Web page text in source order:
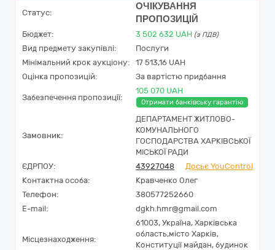
Статус:
ОЧІКУВАННЯ
ПРОПОЗИЦІЙ
Бюджет: 3 502 632 UAH (з ПДВ)
Вид предмету закупівлі:
Послуги
Мінімальний крок аукціону:
17 513,16 UAH
Оцінка пропозицій:
За вартістю придбання
Забезпечення пропозиції:
105 070 UAH
Отримати банківську гарантію
Замовник:
ДЕПАРТАМЕНТ ЖИТЛОВО-
КОМУНАЛЬНОГО
ГОСПОДАРСТВА ХАРКІВСЬКОЇ
МІСЬКОЇ РАДИ
ЄДРПОУ:
43927048
Досьє YouControl
Контактна особа:
Кравченко Олег
Телефон:
380577252660
E-mail:
dgkh.hmr@gmail.com
Місцезнаходження:
61003, Україна, Харківська
область,місто Харків,
Конституції майдан, будинок